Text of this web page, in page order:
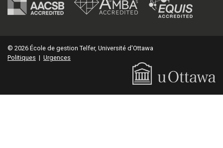
© 2026 École de gestion Telfer, Université d'Ottawa
Politiques | Urgences